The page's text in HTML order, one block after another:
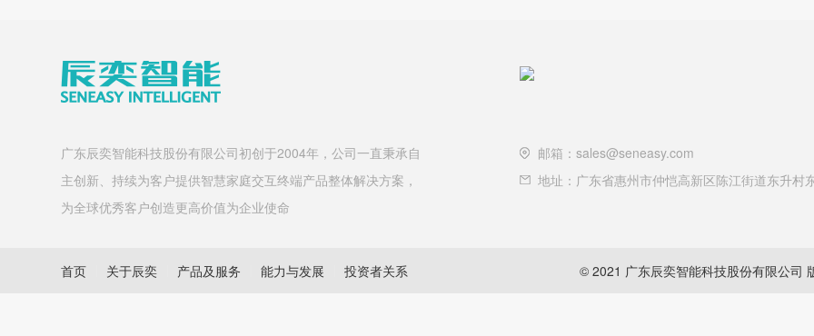
广东辰奕智能科技股份有限公司初创于2004年，公司一直秉承自
主创新、持续为客户提供智慧家庭交互终端产品整体解决方案，
为全球优秀客户创造更高价值为企业使命
邮箱：sales@seneasy.com
地址：广东省惠州市仲恺高新区陈江街道东升村
首页 关于辰奕 产品及服务 能力与发展 投资者关系 © 2021 广东辰奕智能科技股份有限公司